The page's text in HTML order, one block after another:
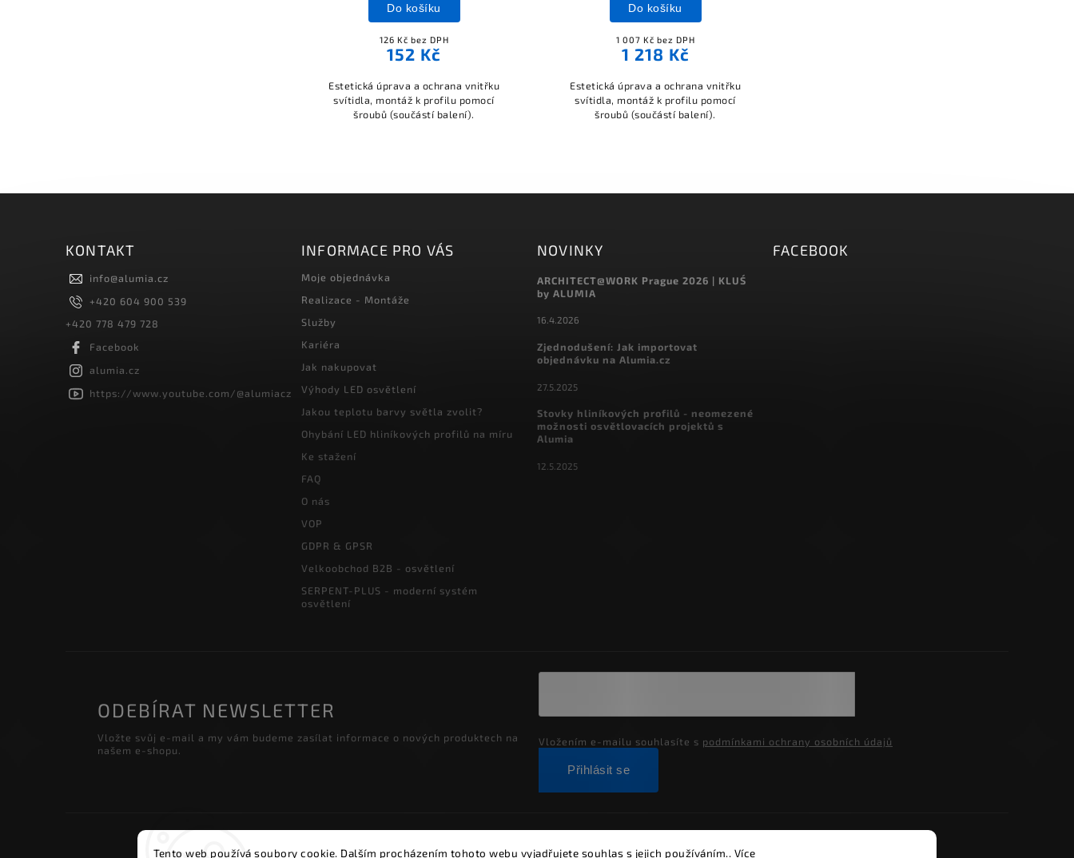
Tento web používá soubory cookie. Dalším procházením tohoto webu vyjadřujete souhlas s jejich používáním.. Více
126 Kč bez DPH
152 Kč
Do košíku
Estetická úprava a ochrana vnitřku
svítidla, montáž k profilu pomocí
šroubů (součástí balení).
1 007 Kč bez DPH
1 218 Kč
Do košíku
Estetická úprava a ochrana vnitřku
svítidla, montáž k profilu pomocí
šroubů (součástí balení).
KONTAKT
info@alumia.cz
+420 604 900 539
+420 778 479 728
Facebook
alumia.cz
https://www.youtube.com/@alumiacz
INFORMACE PRO VÁS
Moje objednávka
Realizace - Montáže
Služby
Kariéra
Jak nakupovat
Výhody LED osvětlení
Jakou teplotu barvy světla zvolit?
Ohybání LED hliníkových profilů na míru
Ke stažení
FAQ
O nás
VOP
GDPR & GPSR
Velkoobchod B2B - osvětlení
SERPENT-PLUS - moderní systém
osvětlení
NOVINKY
ARCHITECT@WORK Prague 2026 | KLUŚ
by ALUMIA
16.4.2026
Zjednodušení: Jak importovat
objednávku na Alumia.cz
27.5.2025
Stovky hliníkových profilů - neomezené
možnosti osvětlovacích projektů s
Alumia
12.5.2025
FACEBOOK
ODEBÍRAT NEWSLETTER
Vložte svůj e-mail a my vám budeme zasílat informace o nových produktech na
našem e-shopu.
Vložením e-mailu souhlasíte s podmínkami ochrany osobních údajů
Přihlásit se